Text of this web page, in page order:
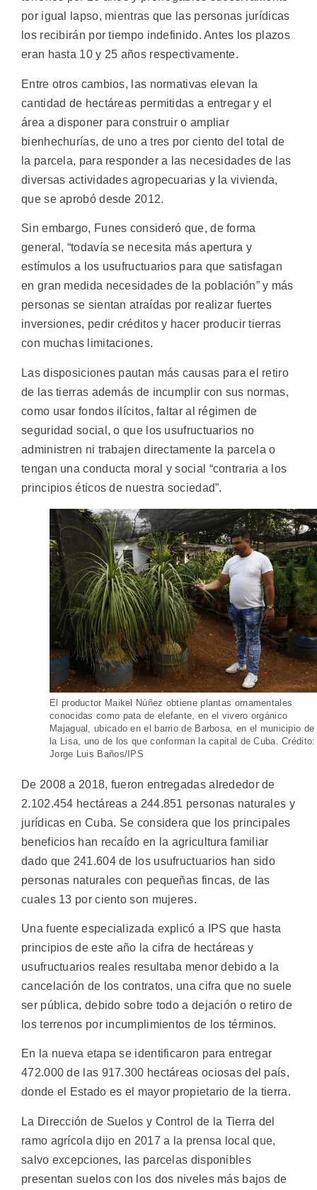
por igual lapso, mientras que las personas jurídicas
los recibirán por tiempo indefinido. Antes los plazos
eran hasta 10 y 25 años respectivamente.
Entre otros cambios, las normativas elevan la
cantidad de hectáreas permitidas a entregar y el
área a disponer para construir o ampliar
bienhechurías, de uno a tres por ciento del total de
la parcela, para responder a las necesidades de las
diversas actividades agropecuarias y la vivienda,
que se aprobó desde 2012.
Sin embargo, Funes consideró que, de forma
general, “todavía se necesita más apertura y
estímulos a los usufructuarios para que satisfagan
en gran medida necesidades de la población” y más
personas se sientan atraídas por realizar fuertes
inversiones, pedir créditos y hacer producir tierras
con muchas limitaciones.
Las disposiciones pautan más causas para el retiro
de las tierras además de incumplir con sus normas,
como usar fondos ilícitos, faltar al régimen de
seguridad social, o que los usufructuarios no
administren ni trabajen directamente la parcela o
tengan una conducta moral y social “contraria a los
principios éticos de nuestra sociedad”.
El productor Maikel Núñez obtiene plantas ornamentales
conocidas como pata de elefante, en el vivero orgánico
Majagual, ubicado en el barrio de Barbosa, en el municipio de
la Lisa, uno de los que conforman la capital de Cuba. Crédito:
Jorge Luis Baños/IPS
De 2008 a 2018, fueron entregadas alrededor de
2.102.454 hectáreas a 244.851 personas naturales y
jurídicas en Cuba. Se considera que los principales
beneficios han recaído en la agricultura familiar
dado que 241.604 de los usufructuarios han sido
personas naturales con pequeñas fincas, de las
cuales 13 por ciento son mujeres.
Una fuente especializada explicó a IPS que hasta
principios de este año la cifra de hectáreas y
usufructuarios reales resultaba menor debido a la
cancelación de los contratos, una cifra que no suele
ser pública, debido sobre todo a dejación o retiro de
los terrenos por incumplimientos de los términos.
En la nueva etapa se identificaron para entregar
472.000 de las 917.300 hectáreas ociosas del país,
donde el Estado es el mayor propietario de la tierra.
La Dirección de Suelos y Control de la Tierra del
ramo agrícola dijo en 2017 a la prensa local que,
salvo excepciones, las parcelas disponibles
presentan suelos con los dos niveles más bajos de